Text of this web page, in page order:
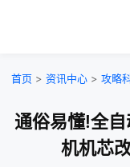
首页 > 资讯中心 > 攻略
通俗易懂!全
机机芯